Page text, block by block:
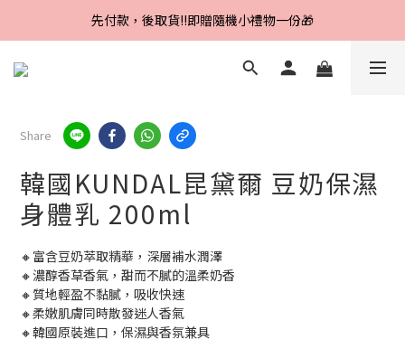
Line好友招募中，首購、回購皆贈100元
先付款，後取貨‼️即贈隨機小禮物一份🎁
Line好友招募中，首購、回購皆贈100元
Share
韓國KUNDAL昆黛爾 豆奶保濕
身體乳 200ml
🔸富含豆奶萃取精華，深層補水潤澤
🔸濃醇香草香氣，甜而不膩的溫柔奶香
🔸質地輕盈不黏膩，吸收快速
🔸柔嫩肌膚同時散發迷人香氣
🔸韓國原裝進口，保濕與香氛兼具